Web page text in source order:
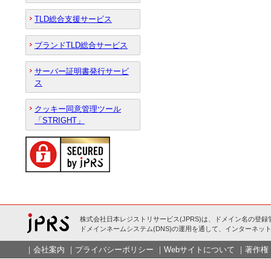
TLD総合支援サービス
ブランドTLD総合サービス
サーバー証明書発行サービ
ス
クッキー同意管理ツール
「STRIGHT」
株式会社日本レジストリサービス(JPRS)は、ドメイン名の登録
ドメインネームシステム(DNS)の運用を通して、インターネッ
｜ 会社案内 ｜ プライバシーポリシー ｜ Webサイトについて ｜ 著作権